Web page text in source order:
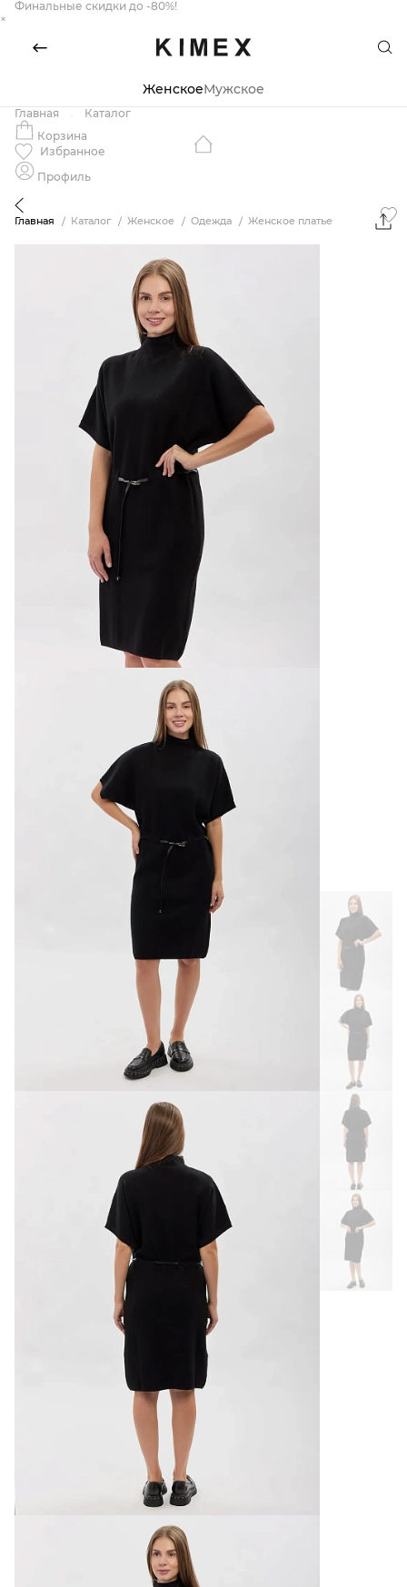
Финальные скидки до -80%!
×
ЖенскоеМужское
Главная
Каталог
Корзина
Избранное
Профиль
Главная Каталог Женское Одежда Женское платье